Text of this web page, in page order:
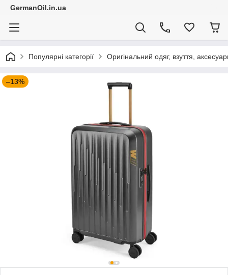
GermanOil.in.ua
Популярні категорії Оригінальний одяг, взуття,
–13%